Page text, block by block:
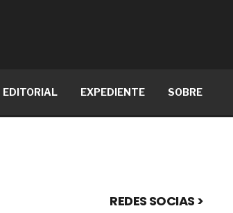
EDITORIAL EXPEDIENTE SOBRE
REDES SOCIAS >